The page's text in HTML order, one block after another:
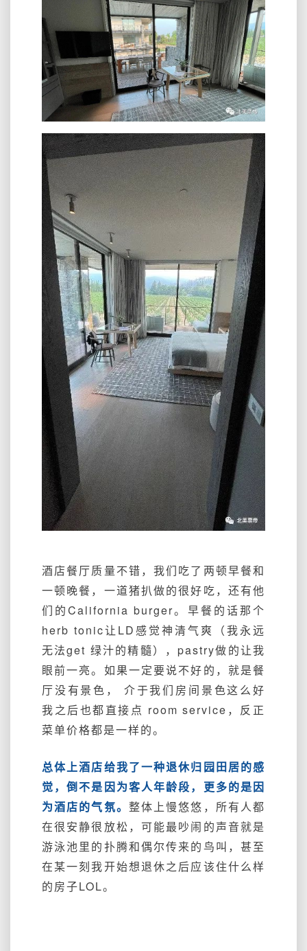
酒店餐厅质量不错，我们吃了两顿早餐和
一顿晚餐，一道猪扒做的很好吃，还有他
们的California burger。早餐的话那个
herb tonic让LD感觉神清气爽（我永远
无法get 绿汁的精髓），pastry做的让我
眼前一亮。如果一定要说不好的，就是餐
厅没有景色， 介于我们房间景色这么好
我之后也都直接点 room service，反正
菜单价格都是一样的。
总体上酒店给我了一种退休归园田居的感
觉，倒不是因为客人年龄段，更多的是因
为酒店的气氛。 整体上慢悠悠，所有人都
在很安静很放松，可能最吵闹的声音就是
游泳池里的扑腾和偶尔传来的鸟叫，甚至
在某一刻我开始想退休之后应该住什么样
的房子LOL。